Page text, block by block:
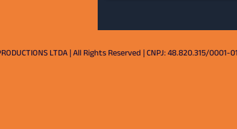
LTDA | All Rights Reserved | CNPJ: 48.820.315/0001-01